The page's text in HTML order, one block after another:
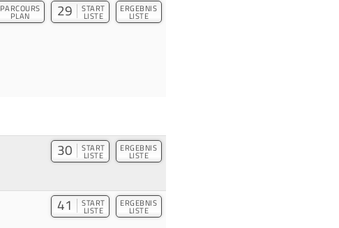
PARCOURS
PLAN 29 START
LISTE
ERGEBNIS
LISTE
30 START
LISTE
ERGEBNIS
LISTE
41 START
LISTE
ERGEBNIS
LISTE